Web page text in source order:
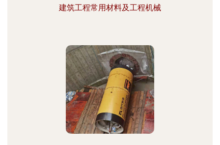
建筑工程常用材料及工程机械